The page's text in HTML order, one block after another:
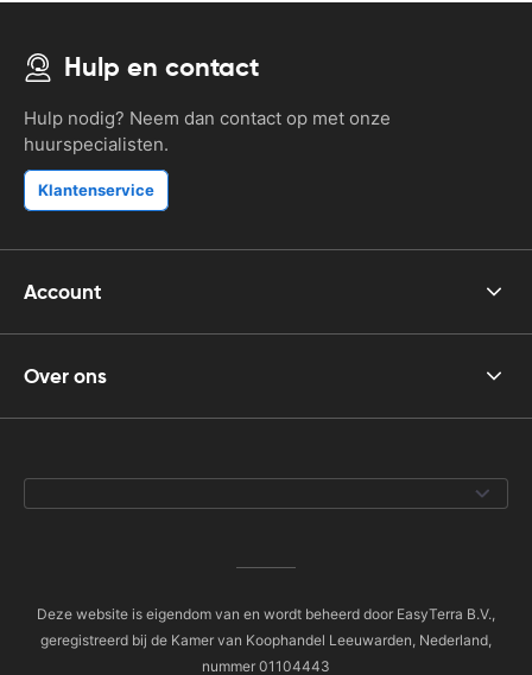
Hulp en contact
Hulp nodig? Neem dan contact op met onze
huurspecialisten.
Klantenservice
Account
Over ons
Deze website is eigendom van en wordt beheerd door EasyTerra B.V.,
geregistreerd bij de Kamer van Koophandel Leeuwarden, Nederland,
nummer 01104443